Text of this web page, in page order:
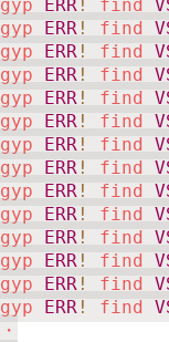
gyp ERR ! find
gyp ERR ! find
gyp ERR ! find
gyp ERR ! find
gyp ERR ! find
gyp ERR ! find
gyp ERR ! find
gyp ERR ! find
gyp ERR ! find
gyp ERR ! find
gyp ERR ! find
gyp ERR ! find
gyp ERR ! find
gyp ERR ! find
・